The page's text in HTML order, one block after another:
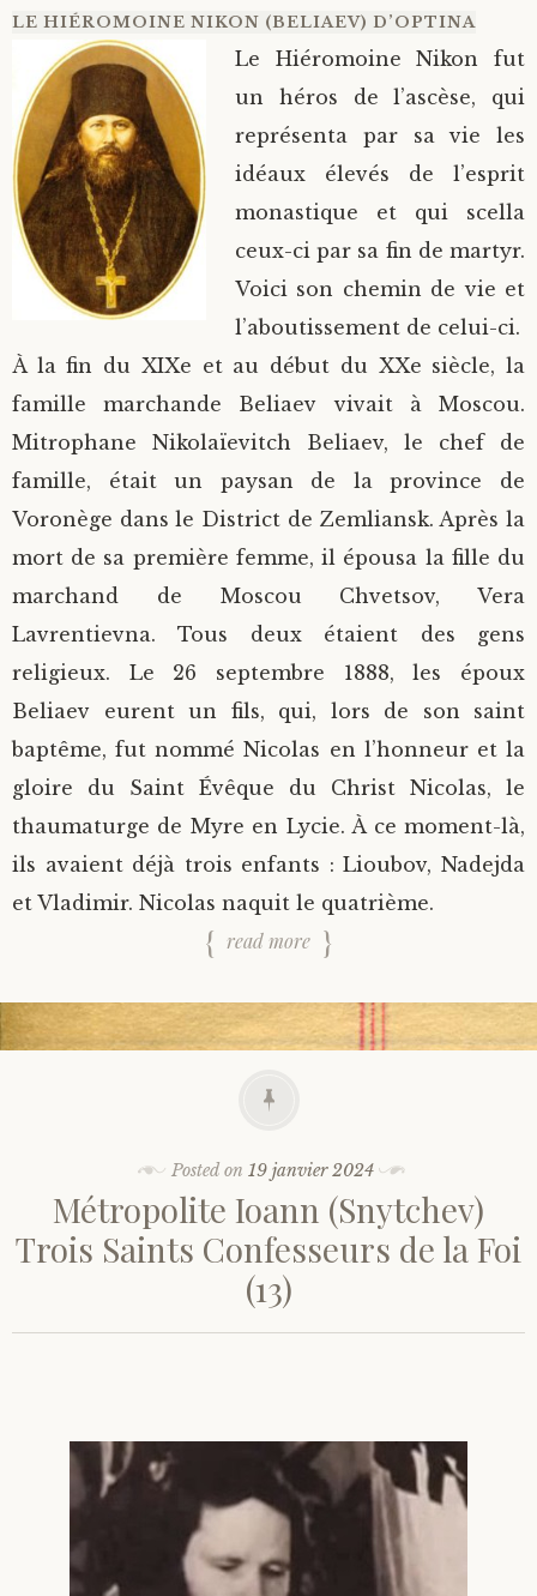
LE HIÉROMOINE NIKON (BELIAEV) D’OPTINA
Le Hiéromoine Nikon fut
un héros de l’ascèse, qui
représenta par sa vie les
idéaux élevés de l’esprit
monastique et qui scella
ceux-ci par sa fin de martyr.
Voici son chemin de vie et
l’aboutissement de celui-ci.
À la fin du XIXe et au début du XXe siècle, la
famille marchande Beliaev vivait à Moscou.
Mitrophane Nikolaïevitch Beliaev, le chef de
famille, était un paysan de la province de
Voronège dans le District de Zemliansk. Après la
mort de sa première femme, il épousa la fille du
marchand de Moscou Chvetsov, Vera
Lavrentievna. Tous deux étaient des gens
religieux. Le 26 septembre 1888, les époux
Beliaev eurent un fils, qui, lors de son saint
baptême, fut nommé Nicolas en l’honneur et la
gloire du Saint Évêque du Christ Nicolas, le
thaumaturge de Myre en Lycie. À ce moment-là,
ils avaient déjà trois enfants : Lioubov, Nadejda
et Vladimir. Nicolas naquit le quatrième.
read more
Posted on 19 janvier 2024
Métropolite Ioann (Snytchev)
Trois Saints Confesseurs de la Foi
(13)